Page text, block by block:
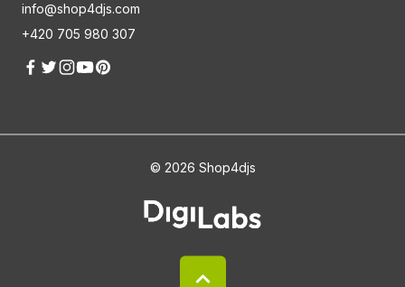
info@shop4djs.com
+420 705 980 307
© 2026 Shop4djs